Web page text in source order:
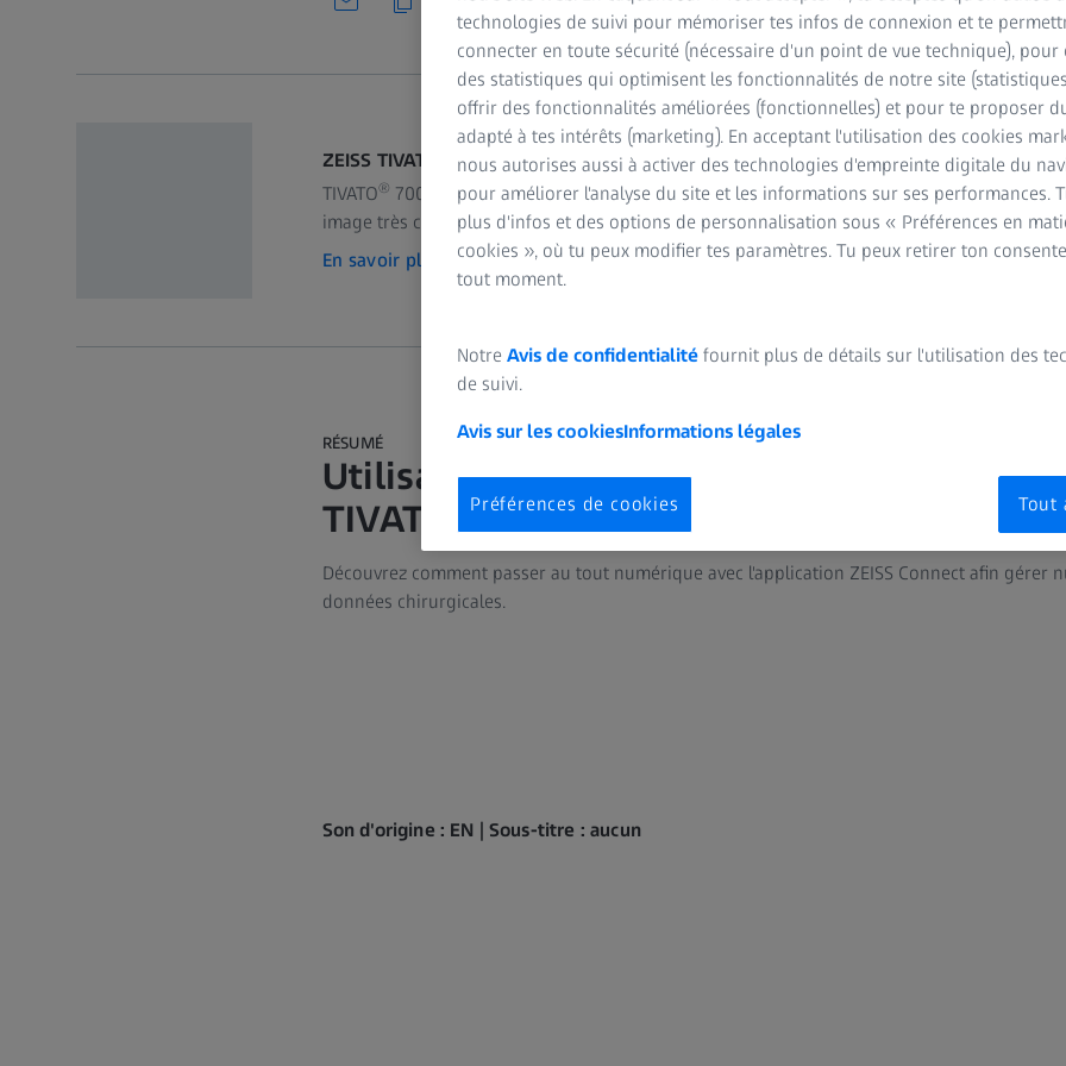
ZEISS TIVATO 700
TIVATO® 700 de ZEISS – Utilisez sans effort des modalités avancées de visualisation
image très claire de chaque procédure.
En savoir plus
RÉSUMÉ
Utilisation de l'application ZEISS Connect
TIVATO 700
Découvrez comment passer au tout numérique avec l'application ZEISS Connect afin gérer
données chirurgicales.
Son d'origine : EN | Sous-titre : aucun
technologies de suivi pour mémoriser tes infos de connexion et te
connecter en toute sécurité (nécessaire d'un point de vue technique), pour
des statistiques qui optimisent les fonctionnalités de notre site
offrir des fonctionnalités améliorées (fonctionnelles) et pour te proposer
adapté à tes intérêts (marketing). En acceptant l'utilisation des cookies
nous autorises aussi à activer des technologies d'empreinte digitale du
pour améliorer l'analyse du site et les informations sur ses performances.
plus d'infos et des options de personnalisation sous « Préférences en
cookies », où tu peux modifier tes paramètres. Tu peux retirer ton
tout moment.
Notre Avis de confidentialité fournit plus de détails sur l'utilisation des
de suivi.
Avis sur les cookiesInformations légales
Préférences de cookies Tout